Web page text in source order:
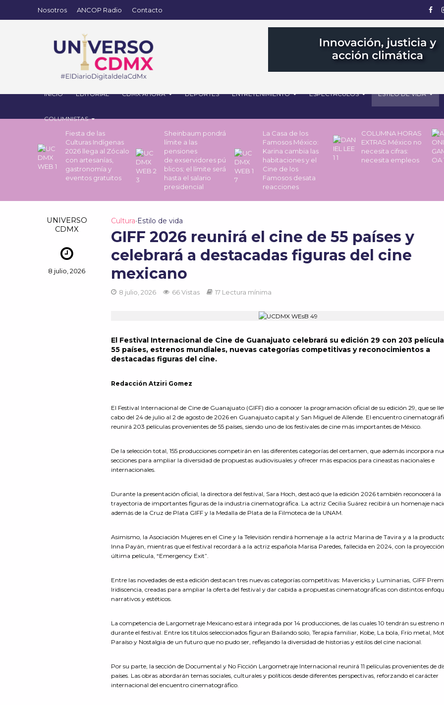
Nosotros ANCOP Radio Contacto
INICIO EDITORIAL CDMX AHORA DEPORTES ENTRETENIMIENTO ESPECTÁCULOS ESTILO DE VIDA
COLUMNISTAS
Fiesta de las
Culturas Indígenas
2026 llega al Zócalo
con artesanías,
gastronomía y
eventos gratuitos
Sheinbaum pondrá
límite a las
pensiones
de exservidores pú
blicos; el límite será
hasta el salario
presidencial
La Casa de los
Famosos México:
Karina cambia las
habitaciones y el
Cine de los
Famosos desata
reacciones
COLUMNA HORAS
EXTRAS México no
necesita cifras:
necesita empleos
UNIVERSO
CDMX
8 julio, 2026
Cultura•Estilo de vida
GIFF 2026 reunirá el cine de 55 países y
celebrará a destacadas figuras del cine
mexicano
8 julio, 2026 66 Vistas 17 Lectura mínima
El Festival Internacional de Cine de Guanajuato celebrará su edición 29 con 203
55 países, estrenos mundiales, nuevas categorías competitivas y reconocimientos a
destacadas figuras del cine.
Redacción Atziri Gomez
El Festival Internacional de Cine de Guanajuato (GIFF) dio a conocer la programación oficial de su edición 29, que se
cabo del 24 de julio al 2 de agosto de 2026 en Guanajuato capital y San Miguel de Allende. El encuentro
reunirá 203 películas provenientes de 55 países, siendo uno de los festivales de cine más importantes de México.
De la selección total, 155 producciones competirán en las diferentes categorías del certamen, que además incorpora
secciones para ampliar la diversidad de propuestas audiovisuales y ofrecer más espacios para cineastas nacionales e
internacionales.
Durante la presentación oficial, la directora del festival, Sara Hoch, destacó que la edición 2026 también reconocerá la
trayectoria de importantes figuras de la industria cinematográfica. La actriz Cecilia Suárez recibirá un homenaje
además de la Cruz de Plata GIFF y la Medalla de Plata de la Filmoteca de la UNAM.
Asimismo, la Asociación Mujeres en el Cine y la Televisión rendirá homenaje a la actriz Marina de Tavira y a la
Inna Payán, mientras que el festival recordará a la actriz española Marisa Paredes, fallecida en 2024, con la
última película, “Emergency Exit”.
Entre las novedades de esta edición destacan tres nuevas categorías competitivas: Mavericks y Luminarias, GIFF
Iridiscencia, creadas para ampliar la oferta del festival y dar cabida a propuestas cinematográficas con distintos
narrativos y estéticos.
La competencia de Largometraje Mexicano estará integrada por 14 producciones, de las cuales 10 tendrán su estreno
durante el festival. Entre los títulos seleccionados figuran Bailando solo, Terapia familiar, Kobe, La bola, Frío metal,
Paraíso y Nostalgia de un futuro que no pudo ser, reflejando la diversidad de historias y estilos del cine nacional.
Por su parte, la sección de Documental y No Ficción Largometraje Internacional reunirá 11 películas provenientes de
países. Las obras abordarán temas sociales, culturales y políticos desde diferentes perspectivas, reforzando el carácter
internacional del encuentro cinematográfico.